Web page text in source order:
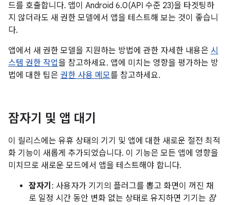
드를 호출합니다. 앱이 Android 6.0(API 수준 23)을 타겟팅하
지 않더라도 새 권한 모델에서 앱을 테스트해 보는 것이 좋습니
다.
앱에서 새 권한 모델을 지원하는 방법에 관한 자세한 내용은 시
스템 권한 작업을 참고하세요. 앱에 미치는 영향을 평가하는 방
법에 대한 팁은 권한 사용 메모를 참고하세요.
잠자기 및 앱 대기
이 릴리스에는 유휴 상태의 기기 및 앱에 대한 새로운 절전 최적
화 기능이 새롭게 추가되었습니다. 이 기능은 모든 앱에 영향을
미치므로 새로운 모드에서 앱을 테스트해야 합니다.
잠자기 : 사용자가 기기의 플러그를 뽑고 화면이 꺼진 채
로 일정 시간 동안 변화 없는 상태로 유지하면 기기는 잠